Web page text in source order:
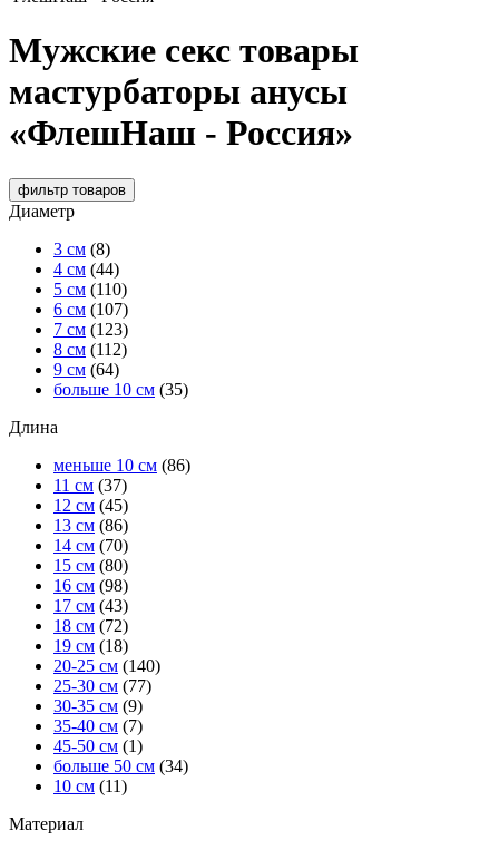
Мужские секс товары
мастурбаторы анусы
«ФлешНаш - Россия»
фильтр товаров
Диаметр
3 см (8)
4 см (44)
5 см (110)
6 см (107)
7 см (123)
8 см (112)
9 см (64)
больше 10 см (35)
Длина
меньше 10 см (86)
11 см (37)
12 см (45)
13 см (86)
14 см (70)
15 см (80)
16 см (98)
17 см (43)
18 см (72)
19 см (18)
20-25 см (140)
25-30 см (77)
30-35 см (9)
35-40 см (7)
45-50 см (1)
больше 50 см (34)
10 см (11)
Материал